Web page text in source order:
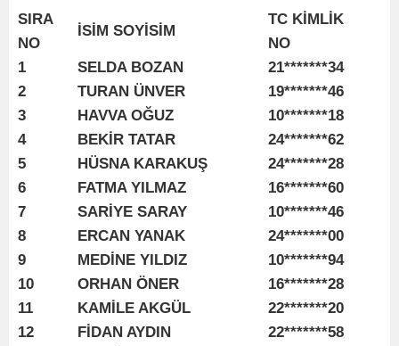
SIRA
NO
İSİM SOYİSİM
TC KİMLİK
NO
1
SELDA BOZAN
21*******34
2
TURAN ÜNVER
19*******46
3
HAVVA OĞUZ
10*******18
4
BEKİR TATAR
24*******62
5
HÜSNA KARAKUŞ
24*******28
6
FATMA YILMAZ
16*******60
7
SARİYE SARAY
10*******46
8
ERCAN YANAK
24*******00
9
MEDİNE YILDIZ
10*******94
10
ORHAN ÖNER
16*******28
11
KAMİLE AKGÜL
22*******20
12
FİDAN AYDIN
22*******58